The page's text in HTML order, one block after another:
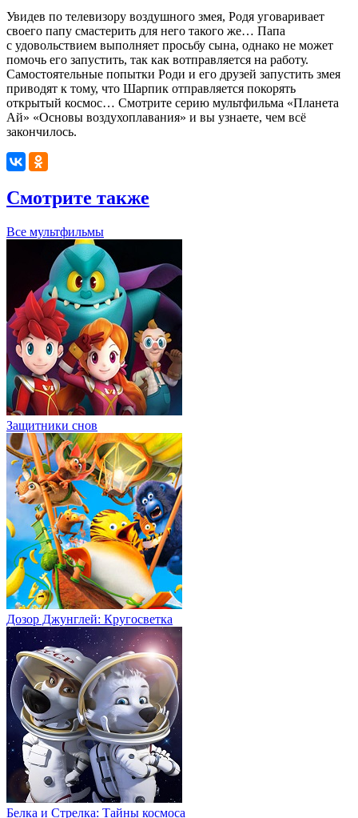
Увидев по телевизору воздушного змея, Родя уговаривает
своего папу смастерить для него такого же… Папа
с удовольствием выполняет просьбу сына, однако не может
помочь его запустить, так как вотправляется на работу.
Самостоятельные попытки Роди и его друзей запустить змея
приводят к тому, что Шарпик отправляется покорять
открытый космос… Смотрите серию мультфильма «Планета
Ай» «Основы воздухоплавания» и вы узнаете, чем всё
закончилось.
Смотрите также
Все мультфильмы
Защитники снов
Дозор Джунглей: Кругосветка
Белка и Стрелка: Тайны космоса